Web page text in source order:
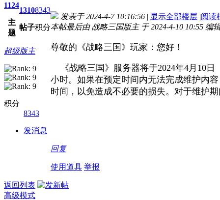
1124
主
题
1310
帖子
8343
积分
超级版主
积分
8343
发消息
发表于 2024-4-7 10:16:56 | 显示全部楼层 |阅读
本帖最后由 战略三国版主 于 2024-4-10 10:55 编
尊敬的《战略三国》玩家：您好！
《战略三国》服务器将于2024年4月10日
小时。如果在预定时间内无法完成维护内
时间，以免造成不必要的损失。对于维护
回复
使用道具 举报
返回列表
高级模式